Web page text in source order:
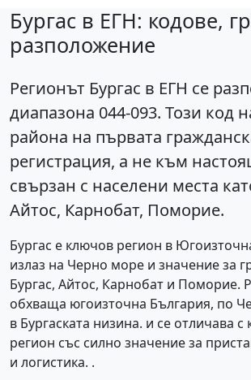
Бургас в ЕГН: кодове,
разположение
Регионът Бургас в ЕГН се
диапазона 044-093. Този код
района на първата
регистрация, а не към
свързан с населени места
Айтос, Карнобат, Поморие.
Бургас е ключов регион в
излаз на Черно море и значение за
Бургас, Айтос, Карнобат и Поморие.
обхваща югоизточна България, по
в Бургаската низина. и се отличава
регион със силно значение за
и логистика. .